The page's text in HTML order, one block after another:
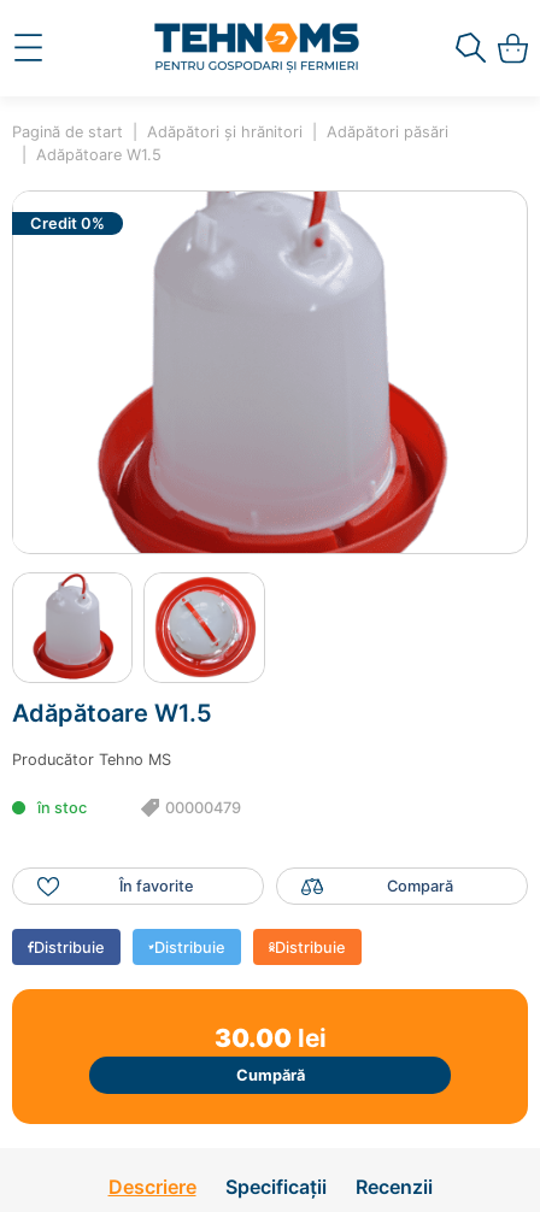
Pagină de start Adăpători și hrănitori
Adăpători păsări
Adăpătoare W1.5
Credit 0%
Adăpătoare W1.5
Producător Tehno MS
în stoc 00000479
În favorite Compară
Distribuie Distribuie Distribuie
30.00lei
Cumpără
Adăpătoare W1.5
Mai adaugă produse
Finalizează comanda
Descriere Specificații Recenzii